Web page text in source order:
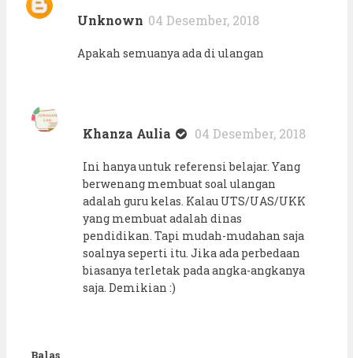
Unknown 04 Desember, 2018
Apakah semuanya ada di ulangan
Khanza Aulia 04 Desember, 2018
Ini hanya untuk referensi belajar. Yang
berwenang membuat soal ulangan
adalah guru kelas. Kalau UTS/UAS/UKK
yang membuat adalah dinas
pendidikan. Tapi mudah-mudahan saja
soalnya seperti itu. Jika ada perbedaan
biasanya terletak pada angka-angkanya
saja. Demikian :)
Balas